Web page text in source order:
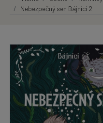
Nebezpečný sen Bájníci 2